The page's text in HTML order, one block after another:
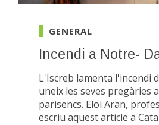
GENERAL
Incendi a Notre-
L'Iscreb lamenta l'incendi
uneix les seves pregàries
parisencs. Eloi Aran,
escriu aquest article a